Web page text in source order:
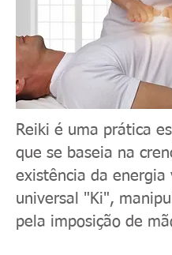
Reiki é uma prática
que se baseia na
existência da energia
universal "Ki",
pela imposição de